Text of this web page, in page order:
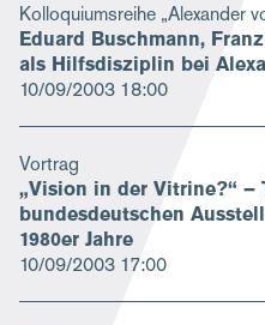
Kolloquiumsreihe „Alexander
Eduard Buschmann,
als Hilfsdisziplin bei
10/09/2003 18:00
Vortrag
„Vision in der Vitrine?“ –
bundesdeutschen
1980er Jahre
10/09/2003 17:00